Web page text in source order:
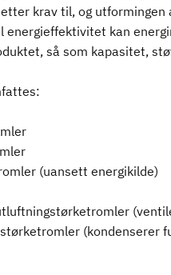
krav til, og utformingen
energieffektivitet kan
så som kapasitet,
(uansett energikilde)
(kondenserer